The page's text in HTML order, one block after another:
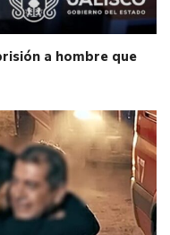
a hombre que